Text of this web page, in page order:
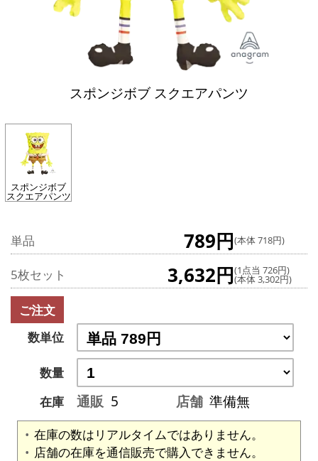
スポンジボブ スクエアパンツ
スポンジボブ
スクエアパンツ
単品 789円(本体 718円)
5枚セット 3,632円(1点当 726円)
(本体 3,302円)
ご注文
数単位
数量
在庫
通販 5 店舗 準備無
在庫の数はリアルタイムではありません。
店舗の在庫を通信販売で購入できません。